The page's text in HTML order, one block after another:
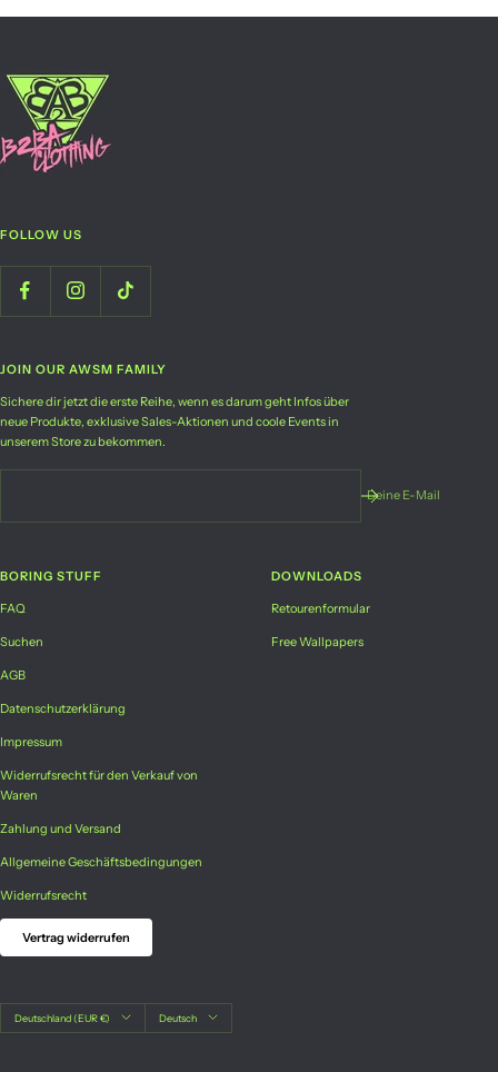
FOLLOW US
JOIN OUR AWSM FAMILY
Sichere dir jetzt die erste Reihe, wenn es darum geht Infos über
neue Produkte, exklusive Sales-Aktionen und coole Events in
unserem Store zu bekommen.
Deine E-Mail
BORING STUFF
FAQ
Suchen
AGB
Datenschutzerklärung
Impressum
Widerrufsrecht für den Verkauf von
Waren
Zahlung und Versand
Allgemeine Geschäftsbedingungen
Widerrufsrecht
Vertrag widerrufen
DOWNLOADS
Retourenformular
Free Wallpapers
Land/Region
Deutschland (EUR €) Sprache
Deutsch